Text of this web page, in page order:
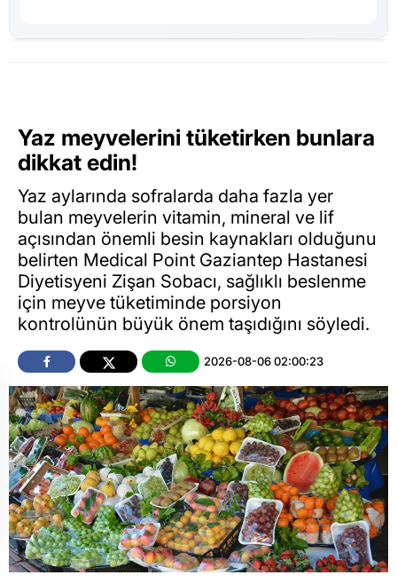
Yaz meyvelerini tüketirken bunlara
dikkat edin!
Yaz aylarında sofralarda daha fazla yer
bulan meyvelerin vitamin, mineral ve lif
açısından önemli besin kaynakları olduğunu
belirten Medical Point Gaziantep Hastanesi
Diyetisyeni Zişan Sobacı, sağlıklı beslenme
için meyve tüketiminde porsiyon
kontrolünün büyük önem taşıdığını söyledi.
2026-08-06 02:00:23